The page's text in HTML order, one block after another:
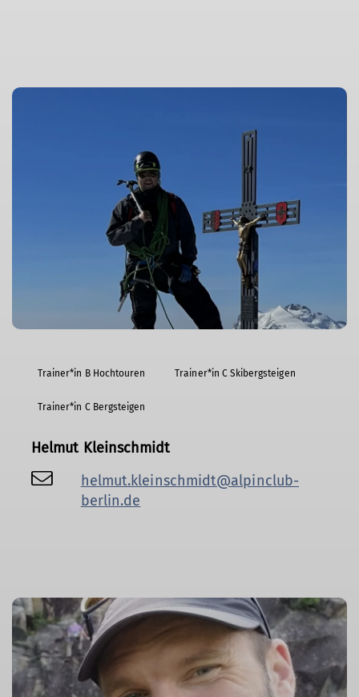
Trainer*in B Hochtouren Trainer*in C Skibergsteigen
Trainer*in C Bergsteigen
Helmut Kleinschmidt
helmut.kleinschmidt@alpinclub-
berlin.de